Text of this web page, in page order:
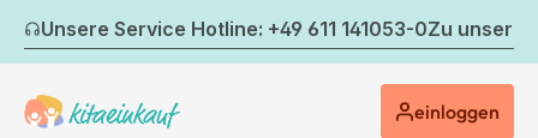
Zum Hauptinhalt springen
Unsere Service Hotline: +49 611 141053-0Zu
einloggen